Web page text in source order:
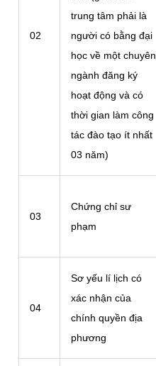
02
trung tâm phải là
người có bằng đại
học về một chuyên
ngành đăng ký
hoạt động và có
thời gian làm công
tác đào tạo ít nhất
03 năm)
03
Chứng chỉ sư
phạm
04
Sơ yếu lí lịch có
xác nhận của
chính quyền địa
phương